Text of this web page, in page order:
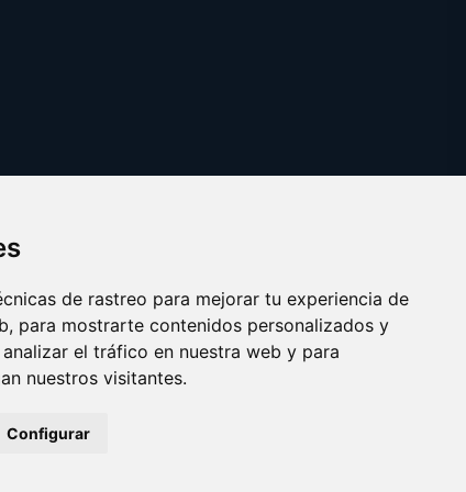
de rastreo para mejorar tu experiencia de
para mostrarte contenidos personalizados y
el tráfico en nuestra web y para
nuestros visitantes.
Configurar
Copyright © 2025